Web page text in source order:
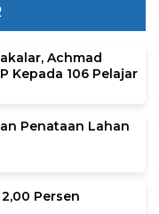
Achmad
Kepada 106 Pelajar
Penataan Lahan
Persen